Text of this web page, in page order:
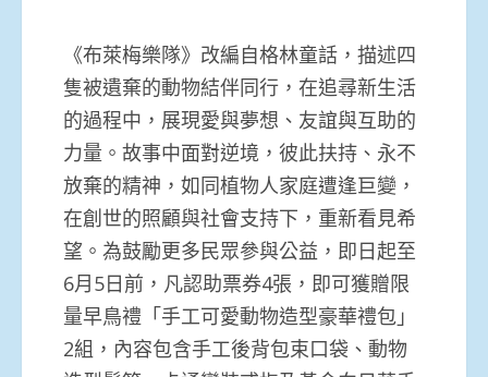
《布萊梅樂隊》改編自格林童話，描述四
隻被遺棄的動物結伴同行，在追尋新生活
的過程中，展現愛與夢想、友誼與互助的
力量。故事中面對逆境，彼此扶持、永不
放棄的精神，如同植物人家庭遭逢巨變，
在創世的照顧與社會支持下，重新看見希
望。為鼓勵更多民眾參與公益，即日起至
6月5日前，凡認助票券4張，即可獲贈限
量早鳥禮「手工可愛動物造型豪華禮包」
2組，內容包含手工後背包束口袋、動物